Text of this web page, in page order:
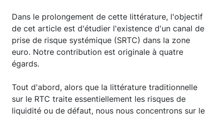
Dans le prolongement de cette littérature, l'objectif
de cet article est d'étudier l'existence d'un canal de
prise de risque systémique (SRTC) dans la zone
euro. Notre contribution est originale à quatre
égards.
Tout d'abord, alors que la littérature traditionnelle
sur le RTC traite essentiellement les risques de
liquidité ou de défaut, nous nous concentrons sur le